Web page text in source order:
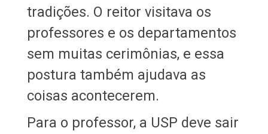
tradições. O reitor visitava os
professores e os departamentos
sem muitas cerimônias, e essa
postura também ajudava as
coisas acontecerem.
Para o professor, a USP deve sair